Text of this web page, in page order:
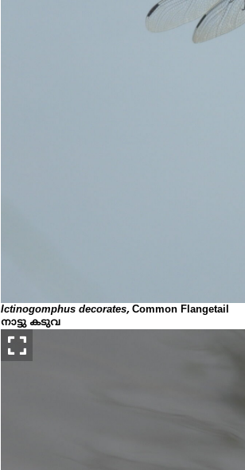
Ictinogomphus decorates,Common Flangetail
നാട്ടു കടുവ